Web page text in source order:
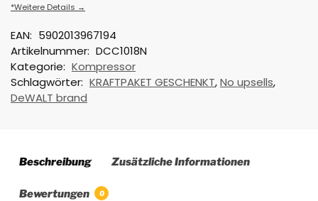
*Weitere Details →
EAN: 5902013967194
Artikelnummer: DCC1018N
Kategorie: Kompressor
Schlagwörter: KRAFTPAKET GESCHENKT,No upsells,
DeWALT brand
Beschreibung Zusätzliche Informationen
Bewertungen 0